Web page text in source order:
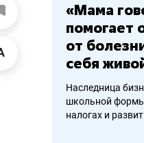
«Мама
помогает
от
себя
Наследница
школьной
налогах и